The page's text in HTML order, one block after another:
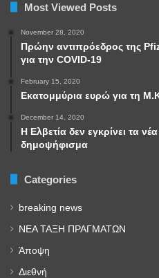
Most Viewed Posts
November 28, 2020
Πρώην αντιπρόεδρος της
για την COVID-19
February 15, 2020
Εκατομμύρια ευρώ για τη
December 14, 2020
Η Ελβετία δεν εγκρίνει τα
δημοψήφισμα
Categories
breaking news
NEA TAΞΗ ΠΡΑΓΜΑΤΩΝ
Άποψη
Διεθνή